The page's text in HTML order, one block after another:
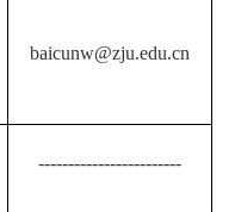
baicunw@zju.edu.cn
------------------------